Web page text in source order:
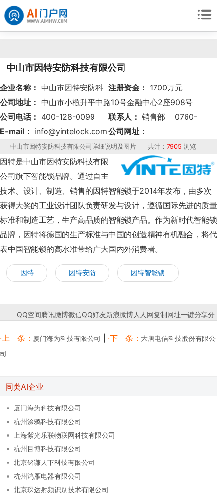
中山市因特安防科技有限公司
企业名称： 中山市因特安防科
技有限公司
注册资金： 1700万元
公司地址： 中山市小榄升平中路10号金融中心2座908号
公司电话： 400-128-0099 联系人： 销售部 0760-
22289280
E-mail： info@yintelock.com 公司网址：
http://www.yintelock.com
中山市因特安防科技有限公司详细说明及图片 共计： 7905 浏览
因特是中山市因特安防科技有限
公司旗下智能锁品牌。通过自主
技术、设计、制造、销售的因特智能锁于2014年发布，由多次
获得大奖的工业设计团队负责研发与设计，遵循国际先进的质量
标准和制造工艺，生产高品质的智能锁产品。作为新时代智能锁
品牌，因特将德国的生产标准与中国的创造精神有机融合，将代
表中国智能锁的高水准带给广大国内外消费者。
因特 因特安防 因特智能锁
QQ空间腾讯微博微信QQ好友新浪微博人人网复制网址一键分享分
·上一条： 厦门海为科技有限公司 ·下一条： 大唐电信科技股份有限公
司
同类AI企业
厦门海为科技有限公司
杭州涂鸦科技有限公司
上海紫光乐联物联网科技有限公司
杭州目博科技有限公司
北京铭谦天下科技有限公司
杭州鸿雁电器有限公司
北京琛达射频识别技术有限公司